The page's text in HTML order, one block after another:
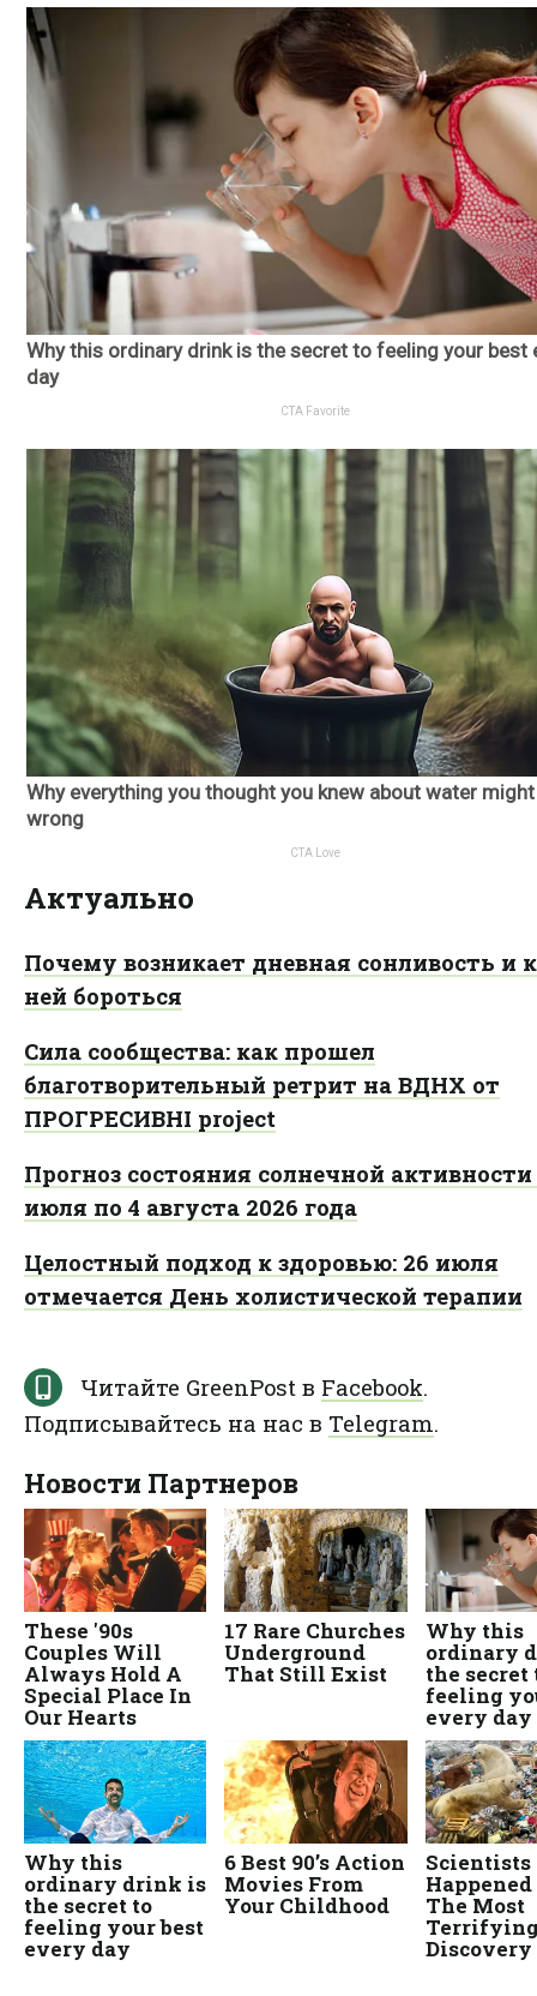
Актуально
Почему возникает дневная сонливость и
ней бороться
Сила сообщества: как прошел
благотворительный ретрит на ВДНХ от
ПРОГРЕСИВНІ project
Прогноз состояния солнечной активности
июля по 4 августа 2026 года
Целостный подход к здоровью: 26 июля
отмечается День холистической терапии
Читайте GreenPost в Facebook.
Подписывайтесь на нас в Telegram.